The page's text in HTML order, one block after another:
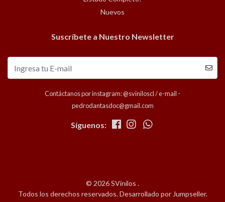
Nuevos
Suscríbete a Nuestro Newsletter
Contáctanos por instagram: @sviniloscl / e-mail -
pedrodantasdoc@gmail.com
Síguenos:
© 2026 SVinilos .
Todos los derechos reservados.Desarrollado por Jumpseller.